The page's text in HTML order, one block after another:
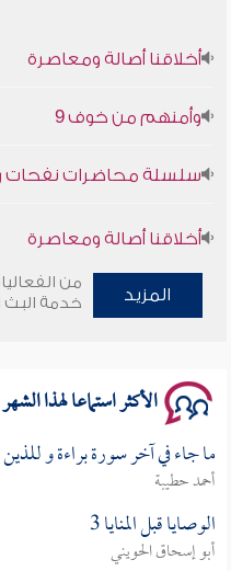
أخلاقنا أصالة ومعاصرة
وأمنهم من خوف 9
سلسلة محاضرات نفحات
أخلاقنا أصالة ومعاصرة
وأمنهم من خوف 9
المزيد
من
خدمة البث
الأكثر استماعا لهذا الشهر
ما جاء في آخر سورة براءة و
أحمد حطيبة
الوصايا قبل المنايا 3
أبو إسحاق الحويني